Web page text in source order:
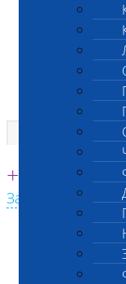
Единая круглосуточная
+7 495 260
Заказать звонок
Главная страница
Анализы и цены
ГОРМОНЫ
Паратгормон